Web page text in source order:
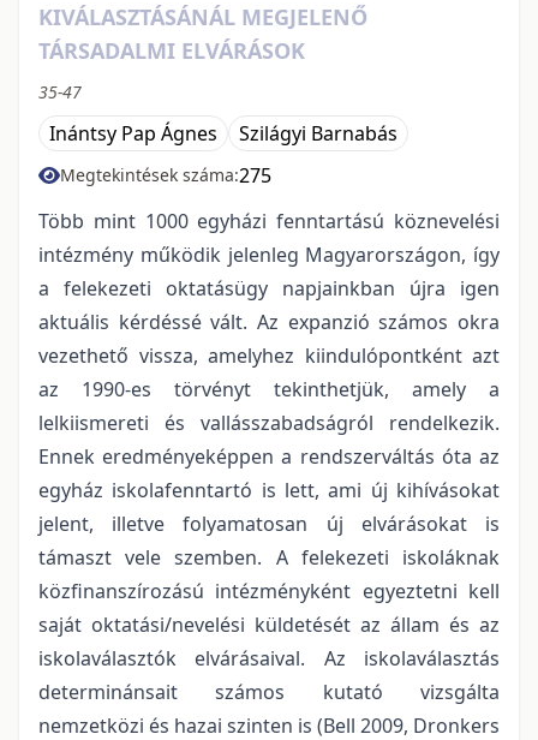
KIVÁLASZTÁSÁNÁL MEGJELENŐ
TÁRSADALMI ELVÁRÁSOK
35-47
Inántsy Pap Ágnes Szilágyi Barnabás
Megtekintések száma:275
Több mint 1000 egyházi fenntartású köznevelési
intézmény működik jelenleg Magyarországon, így
a felekezeti oktatásügy napjainkban újra igen
aktuális kérdéssé vált. Az expanzió számos okra
vezethető vissza, amelyhez kiindulópontként azt
az 1990-es törvényt tekinthetjük, amely a
lelkiismereti és vallásszabadságról rendelkezik.
Ennek eredményeképpen a rendszerváltás óta az
egyház iskolafenntartó is lett, ami új kihívásokat
jelent, illetve folyamatosan új elvárásokat is
támaszt vele szemben. A felekezeti iskoláknak
közfinanszírozású intézményként egyeztetni kell
saját oktatási/nevelési küldetését az állam és az
iskolaválasztók elvárásaival. Az iskolaválasztás
determinánsait számos kutató vizsgálta
nemzetközi és hazai szinten is (Bell 2009, Dronkers